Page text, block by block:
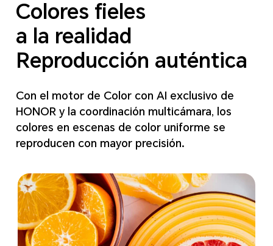
Colores fieles
a la realidad
Reproducción auténtica
Con el motor de Color con AI exclusivo de
HONOR y la coordinación multicámara, los
colores en escenas de color uniforme se
reproducen con mayor precisión.